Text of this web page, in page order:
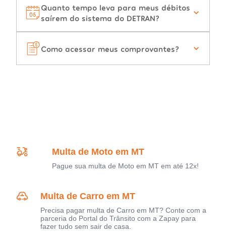
Quanto tempo leva para meus débitos
saírem do sistema do DETRAN?
Como acessar meus comprovantes?
Multa de Moto em MT
Pague sua multa de Moto em MT em até 12x!
Multa de Carro em MT
Precisa pagar multa de Carro em MT? Conte com a
parceria do Portal do Trânsito com a Zapay para
fazer tudo sem sair de casa.